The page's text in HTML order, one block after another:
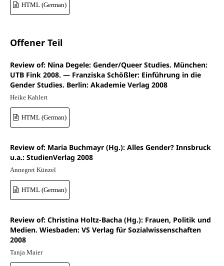
HTML (German)
Offener Teil
Review of: Nina Degele: Gender/Queer Studies. München:
UTB Fink 2008. — Franziska Schößler: Einführung in die
Gender Studies. Berlin: Akademie Verlag 2008
Heike Kahlert
HTML (German)
Review of: Maria Buchmayr (Hg.): Alles Gender? Innsbruck
u.a.: StudienVerlag 2008
Annegret Künzel
HTML (German)
Review of: Christina Holtz-Bacha (Hg.): Frauen, Politik und
Medien. Wiesbaden: VS Verlag für Sozialwissenschaften
2008
Tanja Maier